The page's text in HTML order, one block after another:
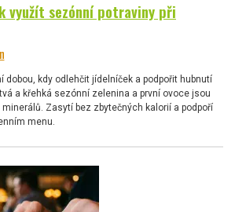
využít sezónní potraviny při
kdy odlehčit jídelníček a podpořit hubnutí
a křehká sezónní zelenina a první ovoce jsou
Zasytí bez zbytečných kalorií a podpoří
menu.